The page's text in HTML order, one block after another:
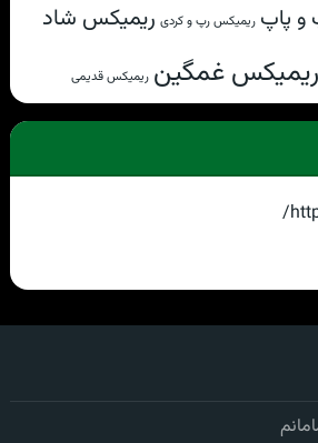
پاپ ریمیکس رپ و کردی ریمیکس شاد
ریمیکس غمگین ریمیکس قدیمی